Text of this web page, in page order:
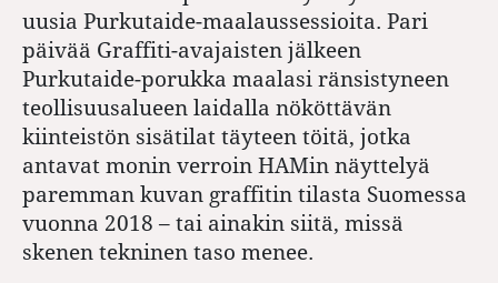
uusia Purkutaide-maalaussessioita. Pari
päivää Graffiti-avajaisten jälkeen
Purkutaide-porukka maalasi ränsistyneen
teollisuusalueen laidalla nököttävän
kiinteistön sisätilat täyteen töitä, jotka
antavat monin verroin HAMin näyttelyä
paremman kuvan graffitin tilasta Suomessa
vuonna 2018 – tai ainakin siitä, missä
skenen tekninen taso menee.